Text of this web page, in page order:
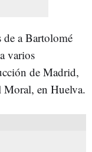
de a Bartolomé
varios
de Madrid,
Moral, en Huelva.